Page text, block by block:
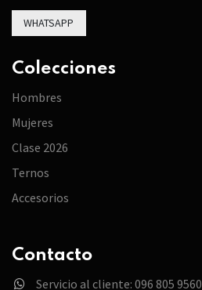
WHATSAPP
Colecciones
Hombres
Mujeres
Clase 2026
Ternos
Accesorios
Contacto
Servicio al cliente: 096 805 9560